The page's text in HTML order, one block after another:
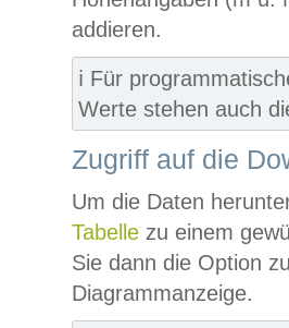
addieren.
ℹ️ Für
Werte stehen auch
Zugriff auf die
Um die Daten
Tabelle zu einem
Sie dann die Option
Diagrammanzeige.